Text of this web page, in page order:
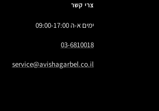
צרי קשר
ימים א-ה 09:00-17:00
03-6810018
service@avishagarbel.co.il